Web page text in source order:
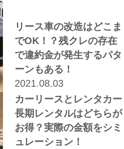
リース車の改造はどこま
でOK！？残クレの存在
で違約金が発生するパタ
ーンもある！
2021.08.03
カーリースとレンタカー
長期レンタルはどちらが
お得？実際の金額をシミ
ュレーション！